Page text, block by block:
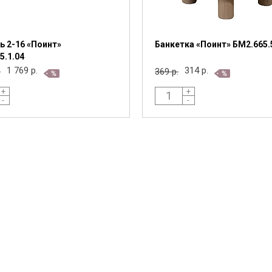
2-16 «Поинт»
1 769 р.
+
-
Банкетка «Поинт»
369 р. 314 р.
+
-